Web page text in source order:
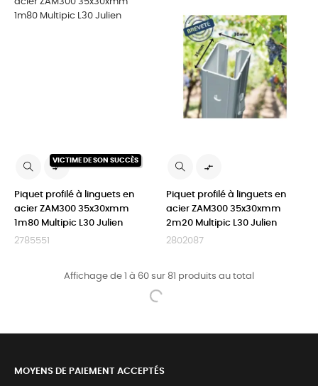
VICTIME DE SON SUCCÈS

Piquet profilé à linguets en
acier ZAM300 35x30xmm
1m80 Multipic L30 Julien
2785551

Piquet profilé à linguets en
acier ZAM300 35x30xmm
2m20 Multipic L30 Julien
2802087
Affichage de 1 à 60 sur 81 produits au total
MOYENS DE PAIEMENT ACCEPTÉS